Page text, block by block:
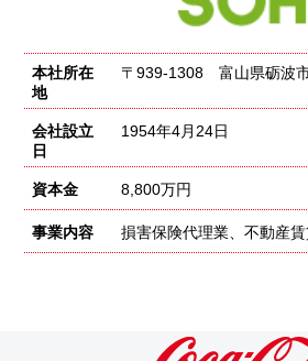
本社所在
地
〒939-1308 富山県砺波
会社設立
日
1954年4月24日
資本金 8,800万円
事業内容 損害保険代理業、不動産